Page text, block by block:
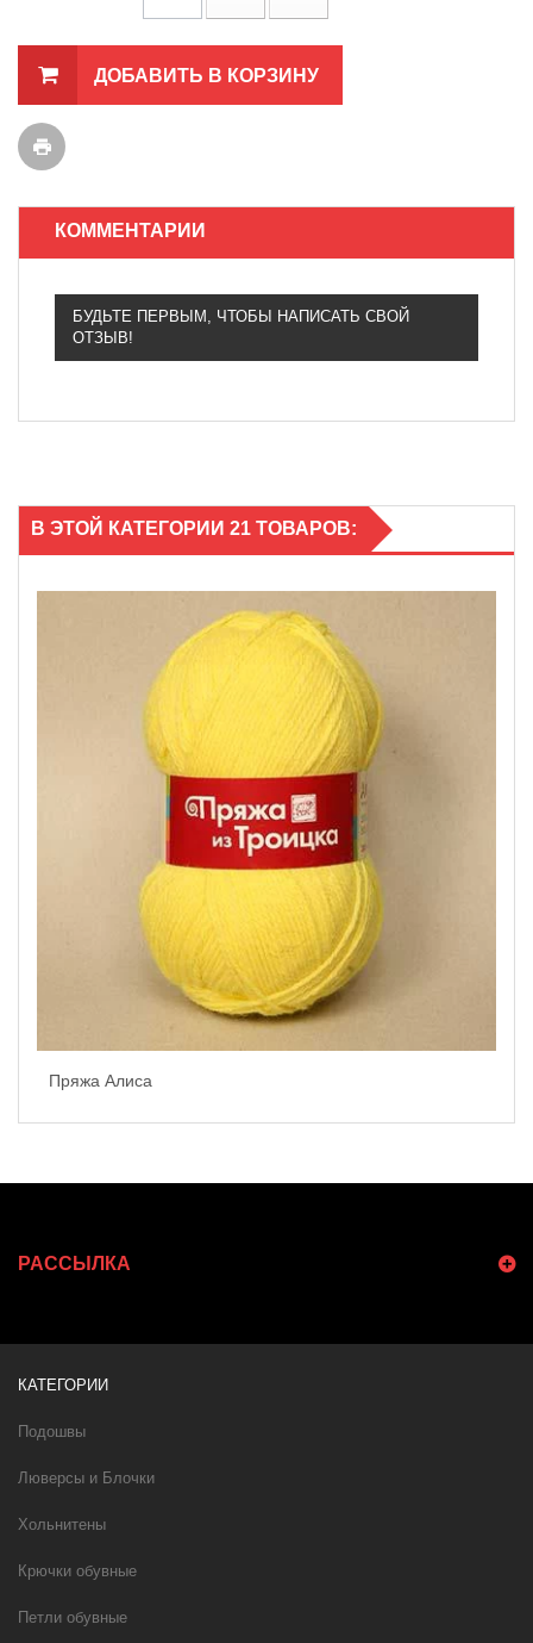
ДОБАВИТЬ В КОРЗИНУ
КОММЕНТАРИИ
БУДЬТЕ ПЕРВЫМ, ЧТОБЫ НАПИСАТЬ СВОЙ
ОТЗЫВ!
В ЭТОЙ КАТЕГОРИИ 21 ТОВАРОВ:
Пряжа Алиса
РАССЫЛКА
КАТЕГОРИИ
Подошвы
Люверсы и Блочки
Хольнитены
Крючки обувные
Петли обувные